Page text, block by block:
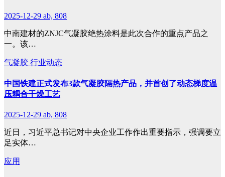
2025-12-29 ab, 808
中南建材的ZNJC气凝胶绝热涂料是此次合作的重点产品之
一。该…
气凝胶 行业动态
中国铁建正式发布3款气凝胶隔热产品，并首创了动态梯度温
压耦合干燥工艺
2025-12-29 ab, 808
近日，习近平总书记对中央企业工作作出重要指示，强调要立
足实体…
应用